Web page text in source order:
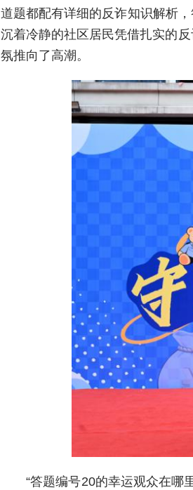
道题都配有详细的反诈知识解析
沉着冷静的社区居民凭借扎实的
氛推向了高潮。
“答题编号20的幸运观众在哪